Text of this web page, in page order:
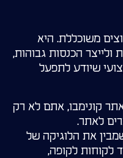
משוכללת. היא
ולייצר הכנסות גבוהות,
שיודע לתפעל
קונימבו, אתם לא רק
לאתר.
את הלוגיקה של
לקוחות לקופה,